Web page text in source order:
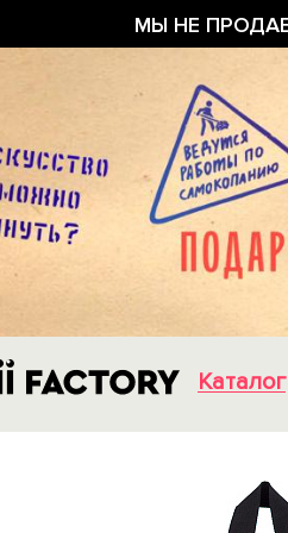
МЫ НЕ
Каталог